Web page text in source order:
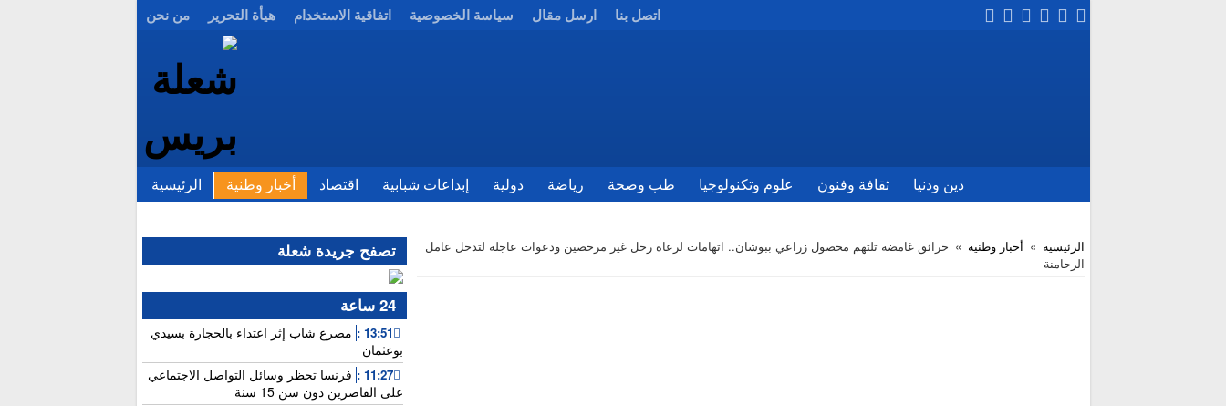
من نحن هيأة التحرير اتفاقية الاستخدام سياسة الخصوصية ارسل مقال اتصل بنا
الرئيسية أخبار وطنية اقتصاد إبداعات شبابية دولية رياضة طب وصحة علوم وتكنولوجيا ثقافة وفنون دين ودنيا
تصفح جريدة شعلة
24 ساعة
13:51 :
مصرع شاب إثر اعتداء بالحجارة بسيدي
بوعثمان
11:27 :
فرنسا تحظر وسائل التواصل الاجتماعي
على القاصرين دون سن 15 سنة
الرئيسية » أخبار وطنية » حرائق غامضة تلتهم محصول زراعي ببوشان.. اتهامات لرعاة رحل غير مرخصين ودعوات عاجلة لتدخل عامل
الرحامنة